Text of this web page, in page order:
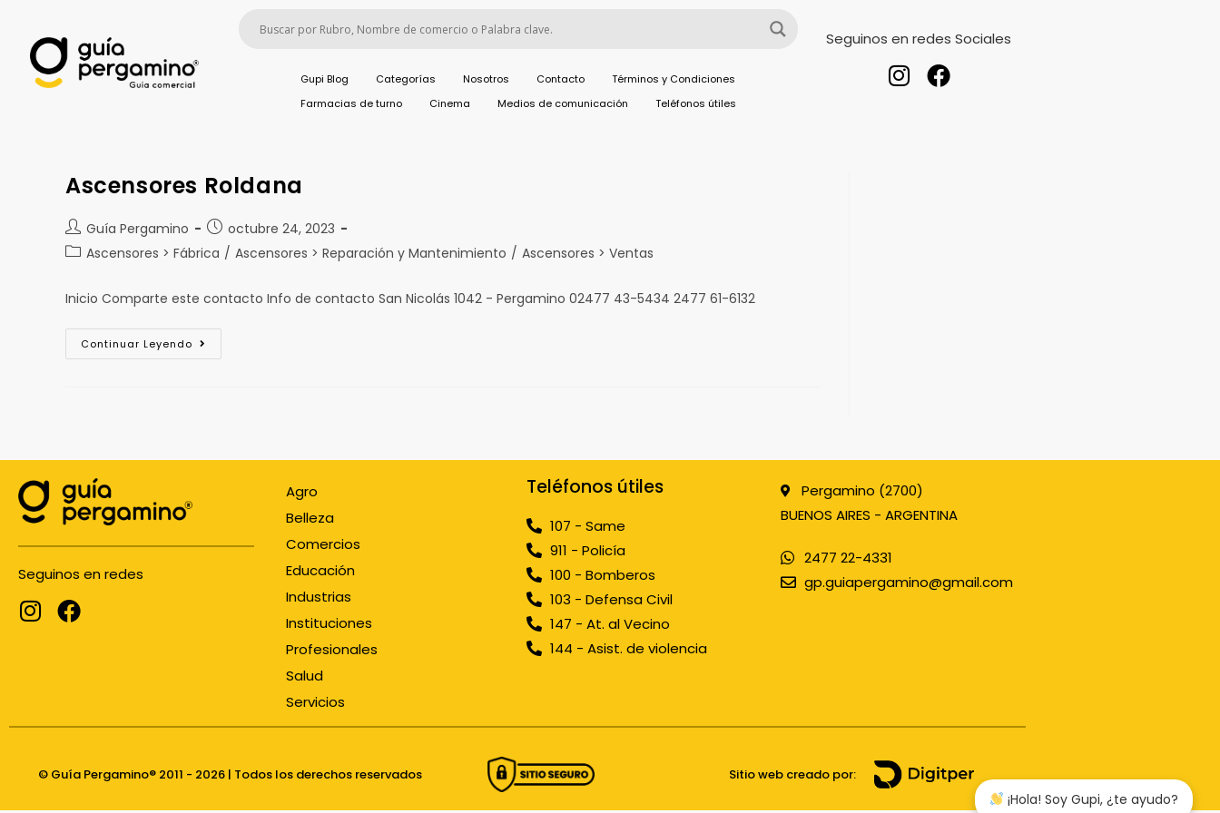
Gupi Blog Categorías Nosotros Contacto
Términos y Condiciones
Farmacias de turno
Cinema Medios de comunicación Teléfonos útiles
Seguinos en redes Sociales
Ascensores Roldana
Guía Pergamino
octubre 24, 2023
Ascensores > Fábrica / Ascensores > Reparación y Mantenimiento / Ascensores > Ventas
Inicio Comparte este contacto Info de contacto San Nicolás 1042 - Pergamino 02477 43-5434 2477 61-6132
Continuar Leyendo
Seguinos en redes
Agro
Belleza
Comercios
Educación
Industrias
Instituciones
Profesionales
Salud
Servicios
Teléfonos útiles
107 - Same
911 - Policía
100 - Bomberos
103 - Defensa Civil
147 - At. al Vecino
144 - Asist. de violencia
Pergamino (2700)
BUENOS AIRES - ARGENTINA
2477 22-4331
gp.guiapergamino@gmail.com
© Guía Pergamino® 2011 - 2026 | Todos los derechos reservados Sitio web creado por:
¡Hola! Soy Gupi, ¿te ayudo?